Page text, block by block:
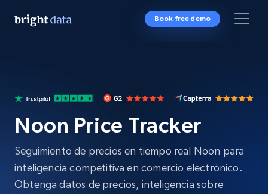
Book free demo
Noon Price Tracker
Seguimiento de precios en tiempo real Noon para
inteligencia competitiva en comercio electrónico.
Obtenga datos de precios, inteligencia sobre